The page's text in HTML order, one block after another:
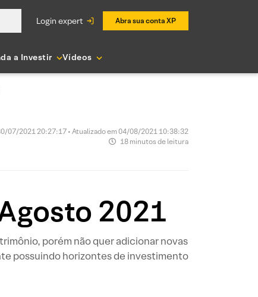
login expert Abra sua conta XP
a Investir Vídeos
07/2021 20:27:17 • Atualizado em 04/08/2021 10:38:32
18 minutos de leitura
2021
porém não quer adicionar novas
possuindo horizontes de investimento